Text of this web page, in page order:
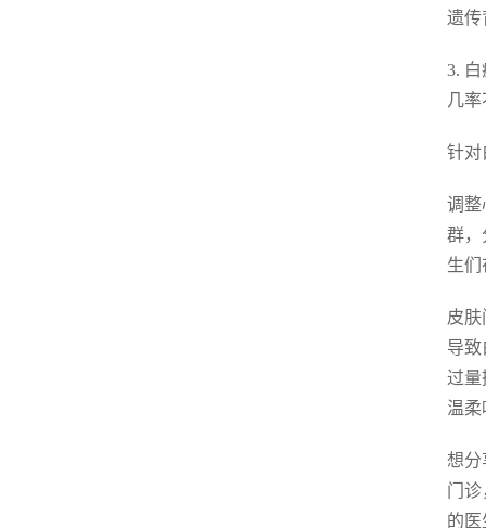
遗传
3.
几
针对
调整
群，
生们
皮肤
导
过量
温柔
想分
门
的